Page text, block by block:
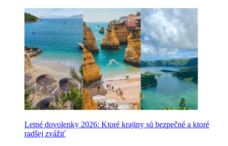
Letné dovolenky 2026: Ktoré krajiny sú bezpečné a ktoré
radšej zvážiť